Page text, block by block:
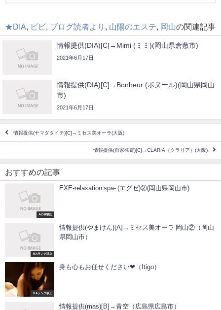
★DIA, ビビ, ブログ読者より , 山陽のエステ, 岡山の関連記事
情報提供(DIA)[C]→Mimi (ミミ)(岡山県倉敷市)
2021年6月17日
情報提供(DIA)[C]→Bonheur (ボヌール)(岡山県岡山
市)
2021年6月17日
情報提供(ヤマダタイチ)[C]→ミセス美オーラ(大阪)
情報提供(自家発電)[C]→CLARIA（クラリア）(大阪)
おすすめの記事
Aの体験記
EXE-relaxation spa- (エグゼ)②(岡山県岡山市)
※Aランク以上
情報提供(やまけん)[A]→ミセス美オーラ 岡山②（岡山
県岡山市）
※Aランク以上
身も心もお任せください❤（Itigo）
情報提供(mas)[B]→青空（広島県広島市）